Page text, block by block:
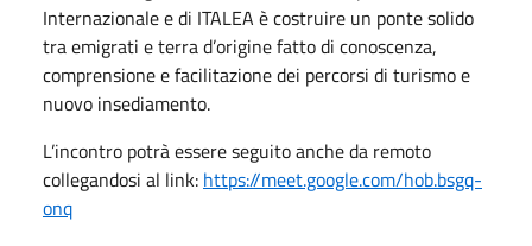
Internazionale e di ITALEA è costruire un ponte solido
tra emigrati e terra d’origine fatto di conoscenza,
comprensione e facilitazione dei percorsi di turismo e
nuovo insediamento.
L’incontro potrà essere seguito anche da remoto
collegandosi al link: https://meet.google.com/hob.bsgq-
onq